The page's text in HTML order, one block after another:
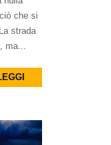
che si
strada